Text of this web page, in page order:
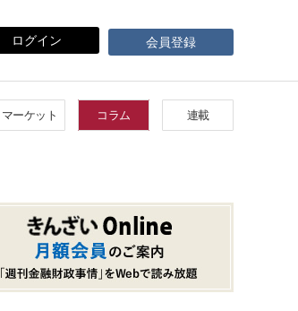
ログイン 会員登録
マーケット コラム 連載